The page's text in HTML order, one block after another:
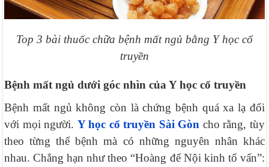
Top 3 bài thuốc chữa bệnh mất ngủ bằng Y học cổ
truyền
Bệnh mất ngủ dưới góc nhìn của Y học cổ truyền
Bệnh mất ngủ không còn là chứng bệnh quá xa lạ đối
với mọi người. Y học cổ truyền Sài Gòn cho rằng, tùy
theo từng thể bệnh mà có những nguyên nhân khác
nhau. Chẳng hạn như theo “Hoàng đế Nội kinh tố vấn”: